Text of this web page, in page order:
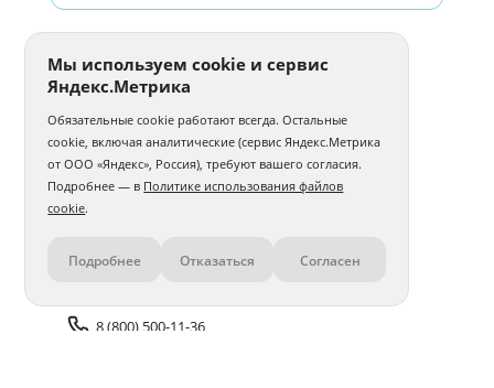
Контакты
8 (800) 500-11-36
Мы используем cookie и сервис
Яндекс.Метрика
Обязательные cookie работают всегда. Остальные
cookie, включая аналитические (сервис Яндекс.Метрика
от ООО «Яндекс», Россия), требуют вашего согласия.
Подробнее — в Политике использования файлов
cookie.
Подробнее Отказаться Согласен